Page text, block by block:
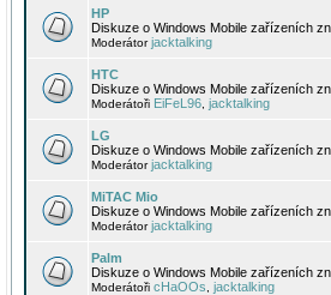
HP
Diskuze o Windows Mobile zařízeních
Moderátorjacktalking
HTC
Diskuze o Windows Mobile zařízeních
Moderátoři EiFeL96 jacktalking
LG
Diskuze o Windows Mobile zařízeních
Moderátorjacktalking
MiTAC Mio
Diskuze o Windows Mobile zařízeních
Moderátorjacktalking
Palm
Diskuze o Windows Mobile zařízeních
Moderátoři cHaOOs jacktalking